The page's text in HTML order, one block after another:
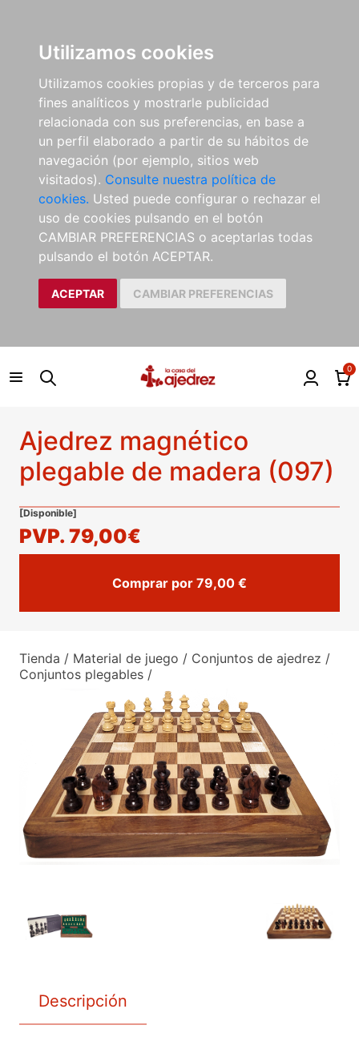
Utilizamos cookies
Utilizamos cookies propias y de terceros para
fines analíticos y mostrarle publicidad
relacionada con sus preferencias, en base a
un perfil elaborado a partir de su hábitos de
navegación (por ejemplo, sitios web
visitados). Consulte nuestra política de
cookies. Usted puede configurar o rechazar el
uso de cookies pulsando en el botón
CAMBIAR PREFERENCIAS o aceptarlas todas
pulsando el botón ACEPTAR.
ACEPTAR CAMBIAR PREFERENCIAS
0
Tienda / Material de juego / Conjuntos de ajedrez /
Conjuntos plegables /
Descripción
Ajedrez magnético
plegable de madera (097)
[Disponible]
PVP. 79,00€
Comprar por 79,00 €